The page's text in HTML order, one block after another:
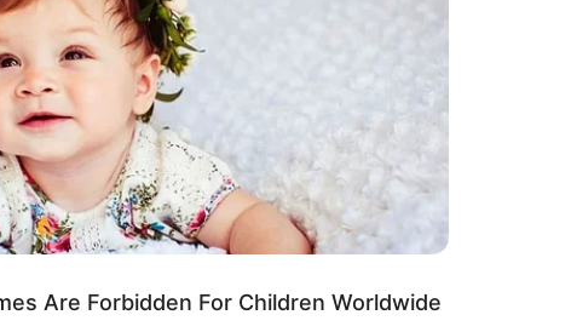
Visszaesett, és ismét az alkoholt választotta Molnár
előtt fetrengett a Blikk olvasója szerint, aki annyira
egy járókelő mentőt hívott rá.
Are Forbidden For Children Worldwide